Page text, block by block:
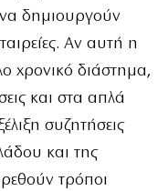
δημιουργούν
Αν αυτή η
χρονικό διάστημα,
και στα απλά
συζητήσεις
και της
τρόποι